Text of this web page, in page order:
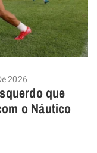
2026
que
o Náutico